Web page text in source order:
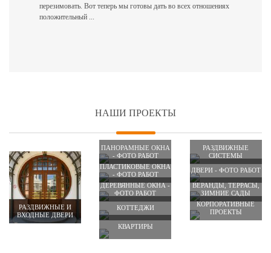
перезимовать. Вот теперь мы готовы дать во всех отношениях
положительный ...
НАШИ ПРОЕКТЫ
РАЗДВИЖНЫЕ И
ВХОДНЫЕ ДВЕРИ
ПАНОРАМНЫЕ ОКНА
- ФОТО РАБОТ
РАЗДВИЖНЫЕ
СИСТЕМЫ
ПЛАСТИКОВЫЕ ОКНА
- ФОТО РАБОТ
ДВЕРИ - ФОТО РАБОТ
ДЕРЕВЯННЫЕ ОКНА -
ФОТО РАБОТ
ВЕРАНДЫ, ТЕРРАСЫ,
ЗИМНИЕ САДЫ
КОТТЕДЖИ
КОРПОРАТИВНЫЕ
ПРОЕКТЫ
КВАРТИРЫ